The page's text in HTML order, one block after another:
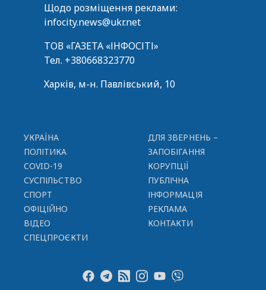
Щодо розміщення реклами:
infocity.news@ukr.net
ТОВ «ГАЗЕТА «ІНФОСІТІ»
Тел. +380668323770
Харків, м-н. Павлівський, 10
УКРАЇНА
ПОЛІТИКА
COVID-19
СУСПІЛЬСТВО
СПОРТ
ОФІЦІЙНО
ВІДЕО
СПЕЦПРОЄКТИ
ДЛЯ ЗВЕРНЕНЬ –
ЗАПОБІГАННЯ
КОРУПЦІЇ
ПУБЛІЧНА
ІНФОРМАЦІЯ
РЕКЛАМА
КОНТАКТИ